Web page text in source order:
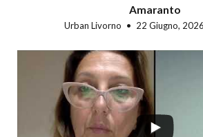
Amaranto
Urban Livorno 22 Giugno,